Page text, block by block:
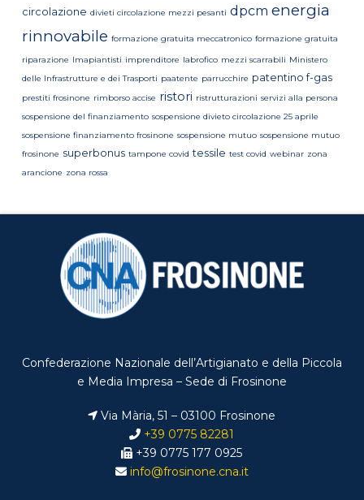
circolazione divieti circolazione mezzi pesanti dpcm energia
rinnovabile formazione gratuita meccatronico formazione gratuita
riparazione Imapiantisti imprenditore labrofico mezzi scarrabili Ministero
delle Infrastrutture e dei Trasporti paatente parrucchire patentino f-gas
prestiti frosinone rimborso accise ristori ristrutturazioni servizi alla persona
sospensione del finanziamento sospensione divieto circolazione 25 aprile
sospensione finanziamento frosinone sospensione mutuo sospensione mutuo
frosinone superbonus tampone covid tessile test covid webinar zona
arancione zona rossa
Confederazione Nazionale dell’Artigianato e della Piccola
e Media Impresa – Sede di Frosinone
Via Mària, 51 – 03100 Frosinone
+39 0775 82281
+39 0775 177 0925
info@frosinone.cna.it